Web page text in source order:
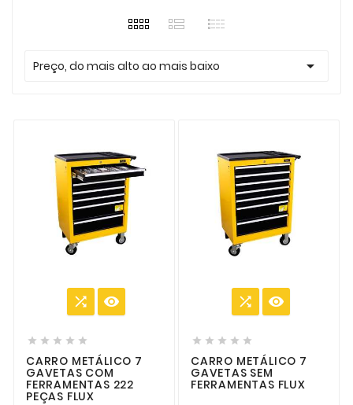
Preço, do mais alto ao mais baixo 
 
    
CARRO METÁLICO 7
GAVETAS COM
FERRAMENTAS 222
PEÇAS FLUX
 
    
CARRO METÁLICO 7
GAVETAS SEM
FERRAMENTAS FLUX